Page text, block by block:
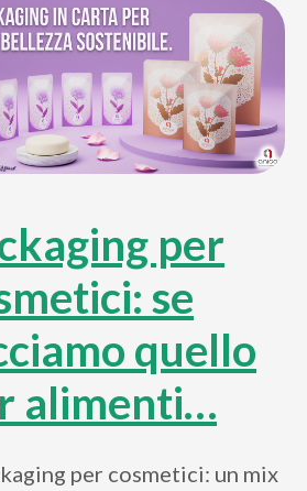
per
se
quello
alimenti…
per cosmetici: un mix